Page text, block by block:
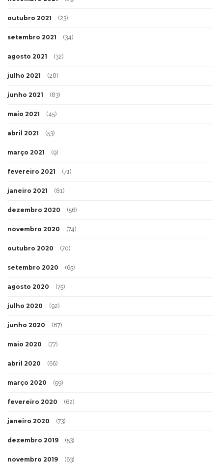
outubro 2021 (23)
setembro 2021 (34)
agosto 2021 (32)
julho 2021 (28)
junho 2021 (83)
maio 2021 (45)
abril 2021 (53)
março 2021 (9)
fevereiro 2021 (71)
janeiro 2021 (81)
dezembro 2020 (56)
novembro 2020 (74)
outubro 2020 (70)
setembro 2020 (65)
agosto 2020 (75)
julho 2020 (92)
junho 2020 (87)
maio 2020 (77)
abril 2020 (66)
março 2020 (59)
fevereiro 2020 (62)
janeiro 2020 (73)
dezembro 2019 (53)
novembro 2019 (63)